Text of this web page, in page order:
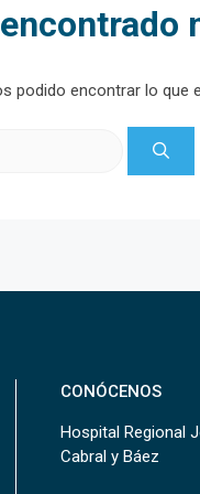
podido encontrar lo que
CONÓCENOS
Hospital Regional
Cabral y Báez